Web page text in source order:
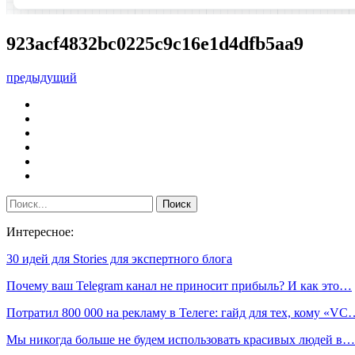
923acf4832bc0225c9c16e1d4dfb5aa9
предыдущий
Интересное:
30 идей для Stories для экспертного блога
Почему ваш Telegram канал не приносит прибыль? И как это…
Потратил 800 000 на рекламу в Телеге: гайд для тех, кому
Мы никогда больше не будем использовать красивых людей в…